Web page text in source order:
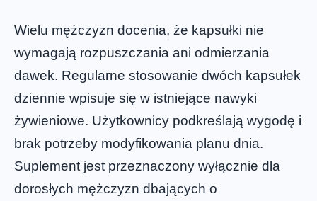
Wielu mężczyzn docenia, że kapsułki nie
wymagają rozpuszczania ani odmierzania
dawek. Regularne stosowanie dwóch kapsułek
dziennie wpisuje się w istniejące nawyki
żywieniowe. Użytkownicy podkreślają wygodę i
brak potrzeby modyfikowania planu dnia.
Suplement jest przeznaczony wyłącznie dla
dorosłych mężczyzn dbających o